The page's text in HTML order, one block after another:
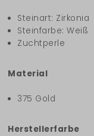
Steinart: Zirkonia
Steinfarbe: Weiß
Zuchtperle
Material
375 Gold
Herstellerfarbe